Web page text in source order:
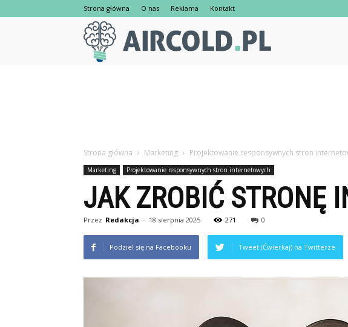
Strona główna O nas Reklama Kontakt
Strona główna Marketing Projektowanie responsywnych stron
Marketing Projektowanie responsywnych stron internetowych
JAK ZROBIĆ STRONĘ
Przez Redakcja - 18 sierpnia 2025 271 0
Podziel się na Facebooku Tweet (Ćwierkaj) na Twitterze